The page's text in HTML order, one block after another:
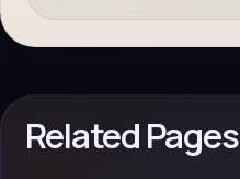
Related Pages